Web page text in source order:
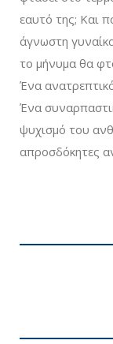
εαυτό της; Και
άγνωστη
το μήνυμα θα
Ένα
Ένα
ψυχισμό του
απροσδόκητες